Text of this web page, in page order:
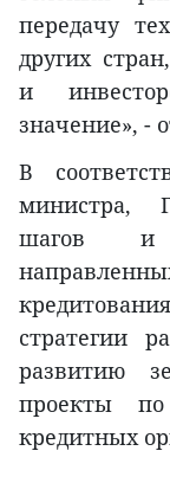
передачу
других
и
значение», -
В
министра,
шагов и
стратегии
развитию
проекты по
кредитных